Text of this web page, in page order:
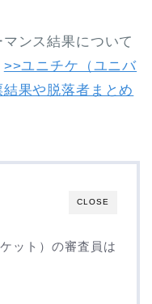
ンス結果について
>>ユニチケ（ユニバ
果や脱落者まとめ
CLOSE
ット）の審査員は